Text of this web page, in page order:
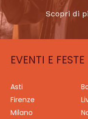
Scopri di
EVENTI E
Asti
Firenze
Milano